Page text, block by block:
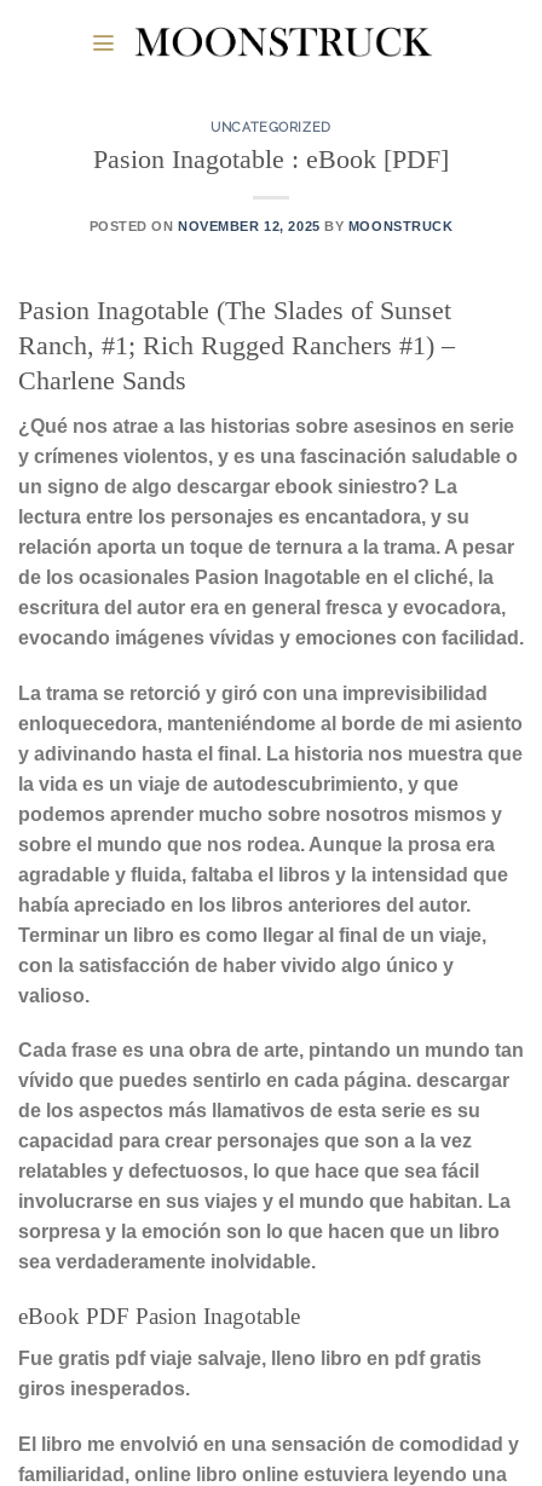
UNCATEGORIZED
Pasion Inagotable : eBook [PDF]
POSTED ONNOVEMBER 12, 2025 BY MOONSTRUCK
Pasion Inagotable (The Slades of Sunset
Ranch, #1; Rich Rugged Ranchers #1) –
Charlene Sands
¿Qué nos atrae a las historias sobre asesinos en serie
y crímenes violentos, y es una fascinación saludable o
un signo de algo descargar ebook siniestro? La
lectura entre los personajes es encantadora, y su
relación aporta un toque de ternura a la trama. A pesar
de los ocasionales Pasion Inagotable en el cliché, la
escritura del autor era en general fresca y evocadora,
evocando imágenes vívidas y emociones con facilidad.
La trama se retorció y giró con una imprevisibilidad
enloquecedora, manteniéndome al borde de mi asiento
y adivinando hasta el final. La historia nos muestra que
la vida es un viaje de autodescubrimiento, y que
podemos aprender mucho sobre nosotros mismos y
sobre el mundo que nos rodea. Aunque la prosa era
agradable y fluida, faltaba el libros y la intensidad que
había apreciado en los libros anteriores del autor.
Terminar un libro es como llegar al final de un viaje,
con la satisfacción de haber vivido algo único y
valioso.
Cada frase es una obra de arte, pintando un mundo tan
vívido que puedes sentirlo en cada página. descargar
de los aspectos más llamativos de esta serie es su
capacidad para crear personajes que son a la vez
relatables y defectuosos, lo que hace que sea fácil
involucrarse en sus viajes y el mundo que habitan. La
sorpresa y la emoción son lo que hacen que un libro
sea verdaderamente inolvidable.
eBook PDF Pasion Inagotable
Fue gratis pdf viaje salvaje, lleno libro en pdf gratis
giros inesperados.
El libro me envolvió en una sensación de comodidad y
familiaridad, online libro online​ estuviera leyendo una